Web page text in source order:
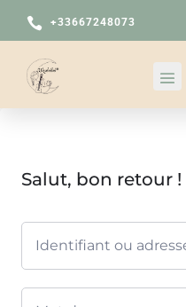
 +33667248073
Salut, bon retour !